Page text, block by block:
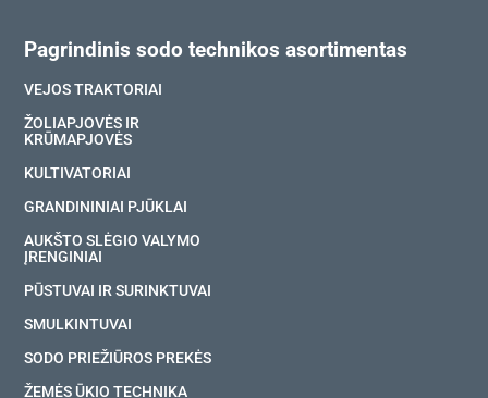
Pagrindinis sodo technikos asortimentas
VEJOS TRAKTORIAI
ŽOLIAPJOVĖS IR
KRŪMAPJOVĖS
KULTIVATORIAI
GRANDININIAI PJŪKLAI
AUKŠTO SLĖGIO VALYMO
ĮRENGINIAI
PŪSTUVAI IR SURINKTUVAI
SMULKINTUVAI
SODO PRIEŽIŪROS PREKĖS
ŽEMĖS ŪKIO TECHNIKA